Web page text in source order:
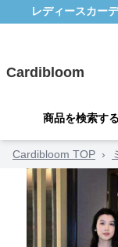
レディースカー
Cardibloom
商品を検索する
Cardibloom TOP ›